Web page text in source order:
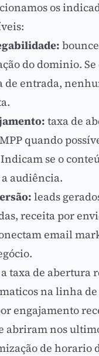
os
do dominio.
de entrada,
: taxa de
quando
se o
audiência.
leads
receita por
email
taxa de abertura
na linha
engajamento
abriram nos
de horario